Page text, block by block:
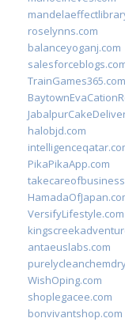
roselynns.com
balanceyoganj.com
TrainGames365.com
halobjd.com
PikaPikaApp.com
VersifyLifestyle.com
antaeuslabs.com
WishOping.com
shoplegacee.com
bonvivantshop.com